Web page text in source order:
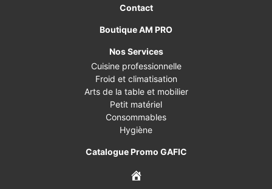
Contact
Boutique AM PRO
Nos Services
Cuisine professionnelle
Froid et climatisation
Arts de la table et mobilier
Petit matériel
Consommables
Hygiène
Catalogue Promo GAFIC